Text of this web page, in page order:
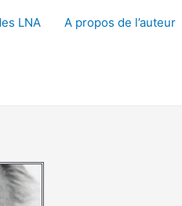
LNA A propos de l’auteur